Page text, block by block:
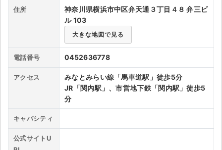
ライブ・コンサート（国内）
ライブ・コンサート（海外）
スポーツ
演劇・ミュージカル
ご利用ガイド
ご利用ガイド
住所
神奈川県横浜市中区弁天通３丁目４８ 弁三ビ
ル 103
大きな地図で見る
電話番号 0452636778
アクセス
みなとみらい線「馬車道駅」徒歩5分
JR「関内駅」、市営地下鉄「関内駅」徒歩5
分
キャパシティ
公式サイトU